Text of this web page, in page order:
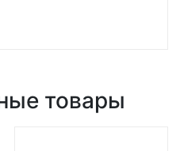
товары